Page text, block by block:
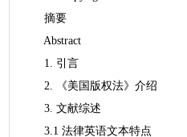
摘要
Abstract
1. 引言
2. 《美国版权法》介绍
3. 文献综述
3.1 法律英语文本特点